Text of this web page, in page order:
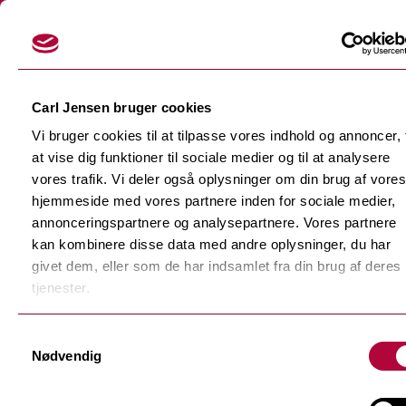
Carl Jensen bruger cookies
Vi bruger cookies til at tilpasse vores indhold og annoncer,
at vise dig funktioner til sociale medier og til at analysere
vores trafik. Vi deler også oplysninger om din brug af vores
hjemmeside med vores partnere inden for sociale medier,
annonceringspartnere og analysepartnere. Vores partnere
kan kombinere disse data med andre oplysninger, du har
givet dem, eller som de har indsamlet fra din brug af deres
tjenester.
Nødvendig
Skærefolier
Tilbage
Dekorationsfolier
Tilbage
Støbte dekorationsfolier
Monomere dekorationsfolie